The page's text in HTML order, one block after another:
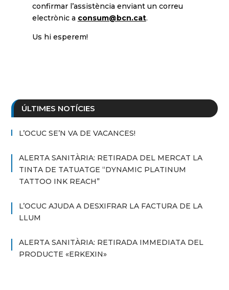
confirmar l’assistència enviant un correu
electrònic a consum@bcn.cat.
Us hi esperem!
ÚLTIMES NOTÍCIES
L’OCUC SE’N VA DE VACANCES!
ALERTA SANITÀRIA: RETIRADA DEL MERCAT LA
TINTA DE TATUATGE “DYNAMIC PLATINUM
TATTOO INK REACH”
L’OCUC AJUDA A DESXIFRAR LA FACTURA DE LA
LLUM
ALERTA SANITÀRIA: RETIRADA IMMEDIATA DEL
PRODUCTE «ERKEXIN»